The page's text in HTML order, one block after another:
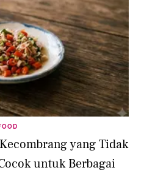
yang Tidak
untuk Berbagai